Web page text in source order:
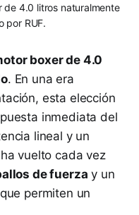
de 4.0 litros naturalmente
por RUF.
boxer de 4.0
. En una era
esta elección
inmediata del
lineal y un
vuelto cada vez
de fuerza y un
permiten un